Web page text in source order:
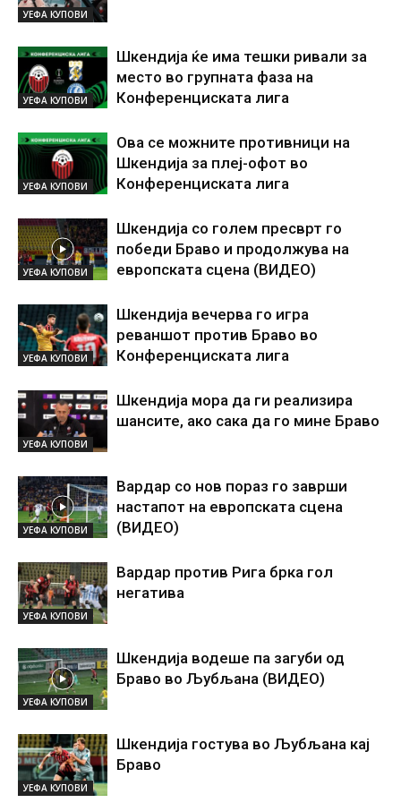
УЕФА КУПОВИ
УЕФА КУПОВИ
Шкендија ќе има тешки ривали за
место во групната фаза на
Конференциската лига
УЕФА КУПОВИ
Ова се можните противници на
Шкендија за плеј-офот во
Конференциската лига
УЕФА КУПОВИ
Шкендија со голем пресврт го
победи Браво и продолжува на
европската сцена (ВИДЕО)
УЕФА КУПОВИ
Шкендија вечерва го игра
реваншот против Браво во
Конференциската лига
УЕФА КУПОВИ
Шкендија мора да ги реализира
шансите, ако сака да го мине Браво
УЕФА КУПОВИ
Вардар со нов пораз го заврши
настапот на европската сцена
(ВИДЕО)
УЕФА КУПОВИ
Вардар против Рига брка гол
негатива
УЕФА КУПОВИ
Шкендија водеше па загуби од
Браво во Љубљана (ВИДЕО)
УЕФА КУПОВИ
Шкендија гостува во Љубљана кај
Браво